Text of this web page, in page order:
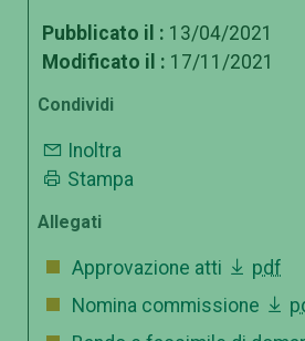
Pubblicato il : 13/04/2021
Modificato il : 17/11/2021
Condividi
Inoltra
Stampa
Allegati
Approvazione atti
pdf
Nomina commissione